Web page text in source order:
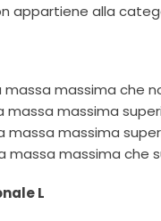
appartiene alla
massa massima che
massa massima
massa massima
massa massima che
L